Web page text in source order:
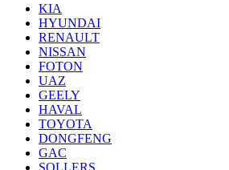
KIA
HYUNDAI
RENAULT
NISSAN
FOTON
UAZ
GEELY
HAVAL
TOYOTA
DONGFENG
GAC
SOLLERS